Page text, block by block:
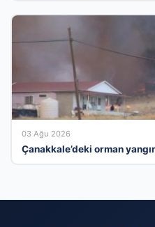
03 Ağu 2026
Çanakkale’deki orman